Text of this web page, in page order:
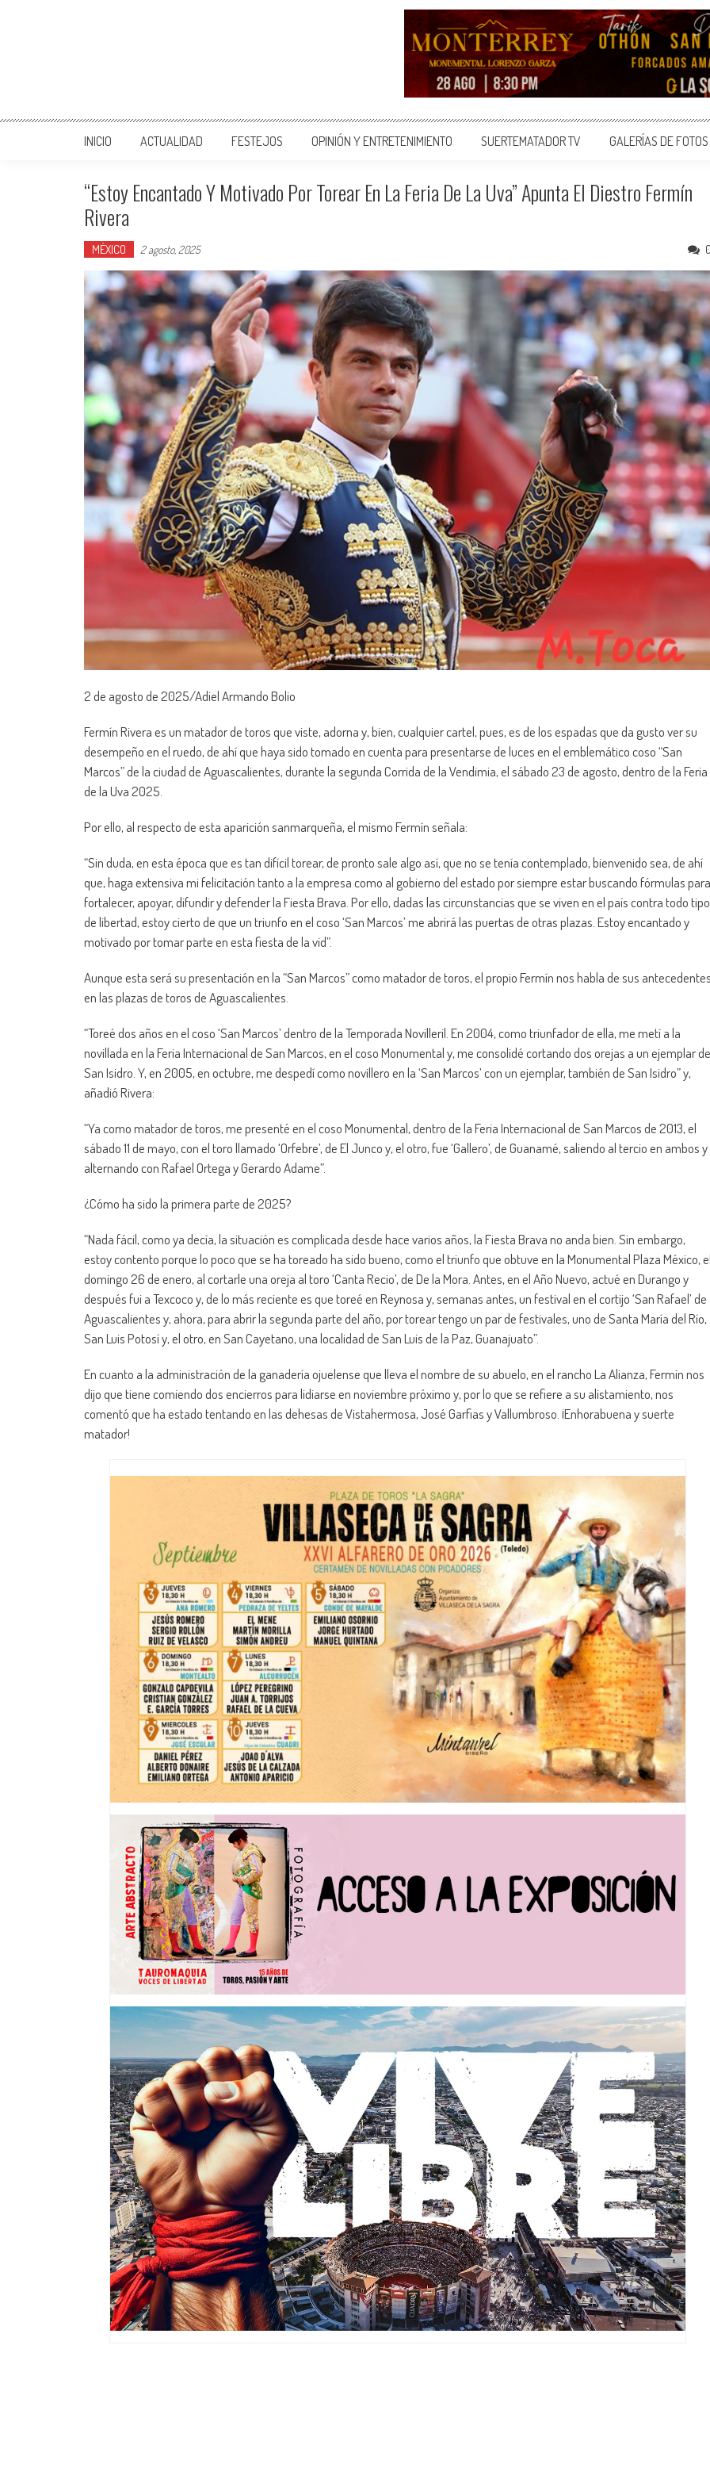
INICIO ACTUALIDAD FESTEJOS OPINIÓN Y ENTRETENIMIENTO SUERTEMATADOR TV GALERÍAS DE FOTOS
“Estoy Encantado Y Motivado Por Torear En La Feria De La Uva” Apunta El Diestro Fermín
Rivera
MÉXICO 2 agosto, 2025
2 de agosto de 2025/Adiel Armando Bolio
Fermín Rivera es un matador de toros que viste, adorna y, bien, cualquier cartel, pues, es de los espadas que da gusto ver su
desempeño en el ruedo, de ahí que haya sido tomado en cuenta para presentarse de luces en el emblemático coso “San
Marcos” de la ciudad de Aguascalientes, durante la segunda Corrida de la Vendimia, el sábado 23 de agosto, dentro de la Feria
de la Uva 2025.
Por ello, al respecto de esta aparición sanmarqueña, el mismo Fermín señala:
“Sin duda, en esta época que es tan difícil torear, de pronto sale algo así, que no se tenía contemplado, bienvenido sea, de ahí
que, haga extensiva mi felicitación tanto a la empresa como al gobierno del estado por siempre estar buscando fórmulas para
fortalecer, apoyar, difundir y defender la Fiesta Brava. Por ello, dadas las circunstancias que se viven en el país contra todo tipo
de libertad, estoy cierto de que un triunfo en el coso ‘San Marcos’ me abrirá las puertas de otras plazas. Estoy encantado y
motivado por tomar parte en esta fiesta de la vid”.
Aunque esta será su presentación en la “San Marcos” como matador de toros, el propio Fermín nos habla de sus
en las plazas de toros de Aguascalientes.
“Toreé dos años en el coso ‘San Marcos’ dentro de la Temporada Novilleril. En 2004, como triunfador de ella, me metí a la
novillada en la Feria Internacional de San Marcos, en el coso Monumental y, me consolidé cortando dos orejas a un ejemplar de
San Isidro. Y, en 2005, en octubre, me despedí como novillero en la ‘San Marcos’ con un ejemplar, también de San Isidro” y,
añadió Rivera:
“Ya como matador de toros, me presenté en el coso Monumental, dentro de la Feria Internacional de San Marcos de 2013, el
sábado 11 de mayo, con el toro llamado ‘Orfebre’, de El Junco y, el otro, fue ‘Gallero’, de Guanamé, saliendo al tercio en ambos y
alternando con Rafael Ortega y Gerardo Adame”.
¿Cómo ha sido la primera parte de 2025?
“Nada fácil, como ya decía, la situación es complicada desde hace varios años, la Fiesta Brava no anda bien. Sin embargo,
estoy contento porque lo poco que se ha toreado ha sido bueno, como el triunfo que obtuve en la Monumental Plaza México,
domingo 26 de enero, al cortarle una oreja al toro ‘Canta Recio’, de De la Mora. Antes, en el Año Nuevo, actué en Durango y
después fui a Texcoco y, de lo más reciente es que toreé en Reynosa y, semanas antes, un festival en el cortijo ‘San Rafael’ de
Aguascalientes y, ahora, para abrir la segunda parte del año, por torear tengo un par de festivales, uno de Santa María del Río,
San Luis Potosí y, el otro, en San Cayetano, una localidad de San Luis de la Paz, Guanajuato”.
En cuanto a la administración de la ganadería ojuelense que lleva el nombre de su abuelo, en el rancho La Alianza, Fermín nos
dijo que tiene comiendo dos encierros para lidiarse en noviembre próximo y, por lo que se refiere a su alistamiento, nos
comentó que ha estado tentando en las dehesas de Vistahermosa, José Garfias y Vallumbroso. ¡Enhorabuena y suerte
matador!